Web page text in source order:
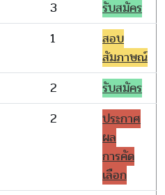
3
รับสมัคร
1
สอบ
สัมภาษณ์
2
รับสมัคร
2
ประกาศ
ผล
การคัด
เลือก